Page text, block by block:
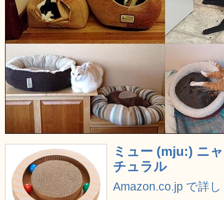
ミュー (mju:) ニ
チュラル
Amazon.co.jp で詳